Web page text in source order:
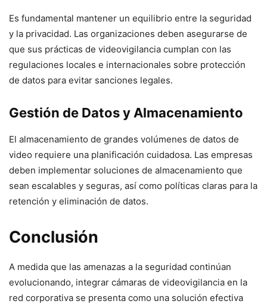
Es fundamental mantener un equilibrio entre la seguridad
y la privacidad. Las organizaciones deben asegurarse de
que sus prácticas de videovigilancia cumplan con las
regulaciones locales e internacionales sobre protección
de datos para evitar sanciones legales.
Gestión de Datos y Almacenamiento
El almacenamiento de grandes volúmenes de datos de
video requiere una planificación cuidadosa. Las empresas
deben implementar soluciones de almacenamiento que
sean escalables y seguras, así como políticas claras para la
retención y eliminación de datos.
Conclusión
A medida que las amenazas a la seguridad continúan
evolucionando, integrar cámaras de videovigilancia en la
red corporativa se presenta como una solución efectiva